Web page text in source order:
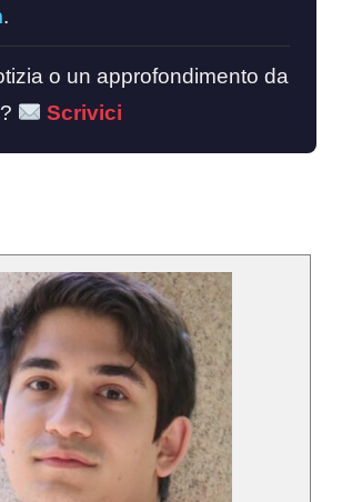
.
o un approfondimento da
Scrivici